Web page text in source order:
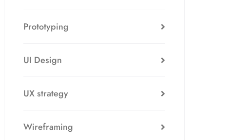
Prototyping
UI Design
UX strategy
Wireframing